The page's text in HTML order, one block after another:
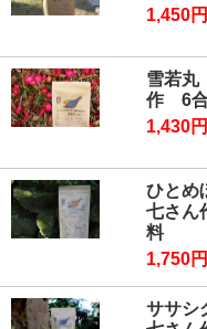
1,450
雪若
作 6
1,430
ひと
七さ
料
1,750
ササ